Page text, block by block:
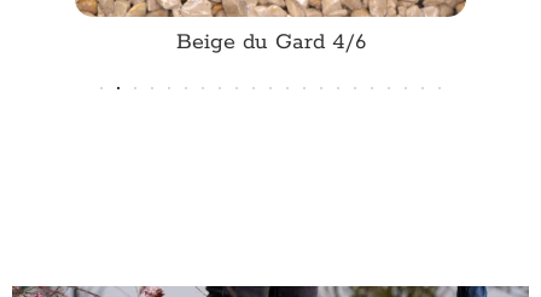
Beige du Gard 4/6